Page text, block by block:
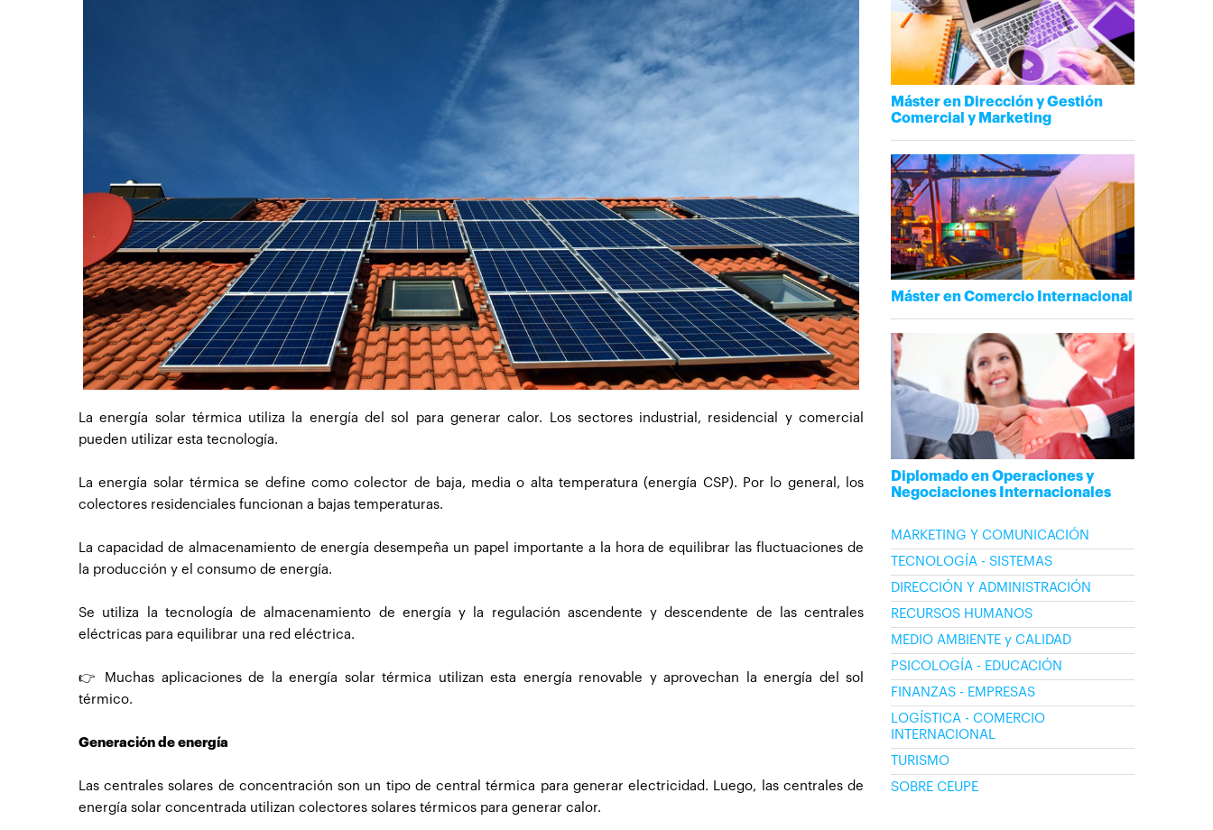
La energía solar térmica utiliza la energía del sol para generar calor. Los sectores industrial, residencial y comercial
pueden utilizar esta tecnología.
La energía solar térmica se define como colector de baja, media o alta temperatura (energía CSP). Por lo general, los
colectores residenciales funcionan a bajas temperaturas.
La capacidad de almacenamiento de energía desempeña un papel importante a la hora de equilibrar las fluctuaciones de
la producción y el consumo de energía.
Se utiliza la tecnología de almacenamiento de energía y la regulación ascendente y descendente de las centrales
eléctricas para equilibrar una red eléctrica.
👉 Muchas aplicaciones de la energía solar térmica utilizan esta energía renovable y aprovechan la energía del sol
térmico.
Generación de energía
Las centrales solares de concentración son un tipo de central térmica para generar electricidad. Luego, las centrales de
energía solar concentrada utilizan colectores solares térmicos para generar calor.
Máster en Dirección y Gestión
Comercial y Marketing
Máster en Comercio Internacional
Diplomado en Operaciones y
Negociaciones Internacionales
MARKETING Y COMUNICACIÓN
TECNOLOGÍA - SISTEMAS
DIRECCIÓN Y ADMINISTRACIÓN
RECURSOS HUMANOS
MEDIO AMBIENTE y CALIDAD
PSICOLOGÍA - EDUCACIÓN
FINANZAS - EMPRESAS
LOGÍSTICA - COMERCIO
INTERNACIONAL
TURISMO
SOBRE CEUPE